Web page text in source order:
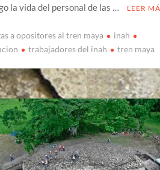
la vida del personal de las …
LEER
a opositores al tren maya
inah
trabajadores del inah tren maya